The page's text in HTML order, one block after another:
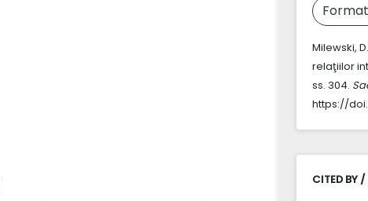
Milewski,
relaţiilor
ss. 304.
https://
CITED BY /